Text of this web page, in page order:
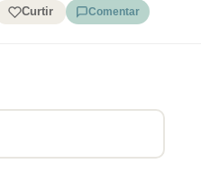
Curtir Comentar